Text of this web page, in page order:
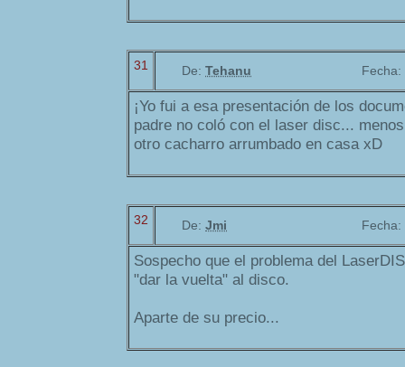
31 De: Tehanu Fecha:
¡Yo fui a esa presentación de los
padre no coló con el laser disc...
otro cacharro arrumbado en casa xD
32 De: Jmi Fecha:
Sospecho que el problema del
"dar la vuelta" al disco.
Aparte de su precio...